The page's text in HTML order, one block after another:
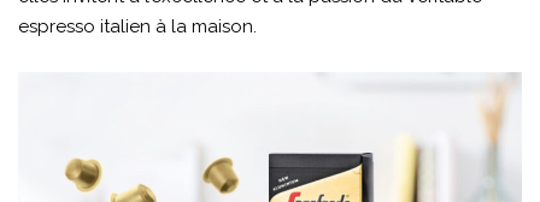
espresso italien à la maison.